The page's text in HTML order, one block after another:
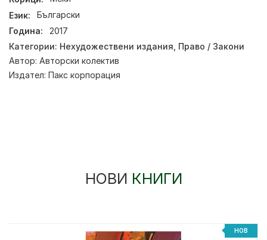
Език:
Български
Година:
2017
Категории: Нехудожествени издания Право / Закони
Автор: Авторски колектив
Издател: Пакс корпорация
НОВИ КНИГИ
НОВ